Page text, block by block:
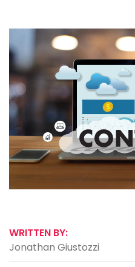
WRITTEN BY:
Jonathan Giustozzi